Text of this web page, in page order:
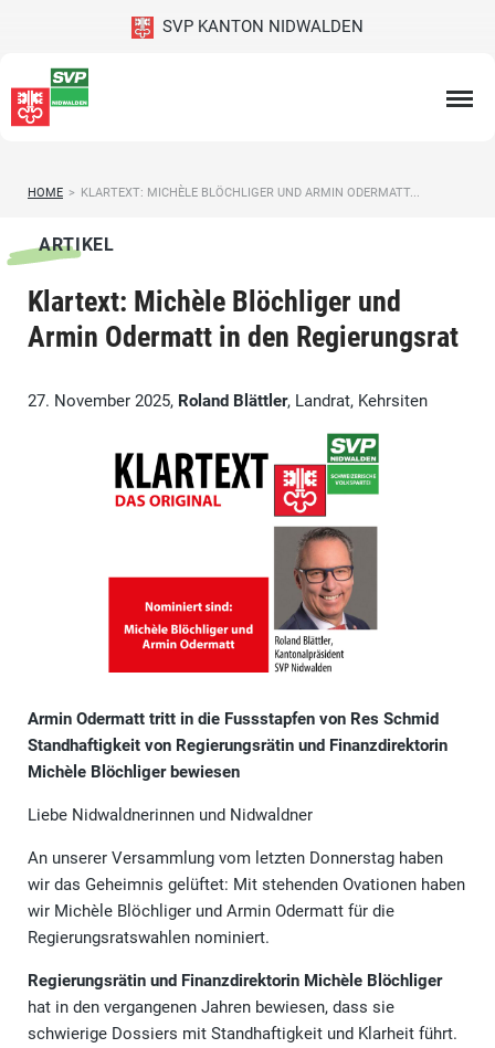
SVP KANTON NIDWALDEN
HOME > KLARTEXT: MICHÈLE BLÖCHLIGER UND ARMIN ODERMATT...
ARTIKEL
Klartext: Michèle Blöchliger und
Armin Odermatt in den Regierungsrat
27. November 2025, Roland Blättler, Landrat, Kehrsiten
Armin Odermatt tritt in die Fussstapfen von Res Schmid
Standhaftigkeit von Regierungsrätin und Finanzdirektorin
Michèle Blöchliger bewiesen
Liebe Nidwaldnerinnen und Nidwaldner
An unserer Versammlung vom letzten Donnerstag haben
wir das Geheimnis gelüftet: Mit stehenden Ovationen haben
wir Michèle Blöchliger und Armin Odermatt für die
Regierungsratswahlen nominiert.
Regierungsrätin und Finanzdirektorin Michèle Blöchliger
hat in den vergangenen Jahren bewiesen, dass sie
schwierige Dossiers mit Standhaftigkeit und Klarheit führt.